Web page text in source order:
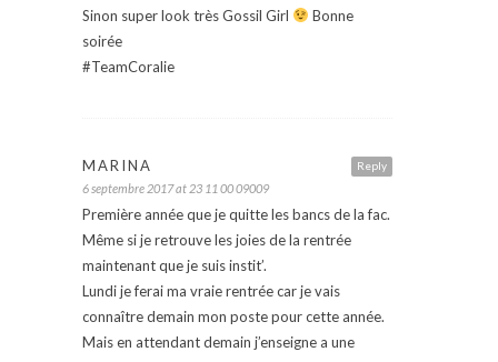
Sinon super look très Gossil Girl
Bonne
soirée
#TeamCoralie
Reply
MARINA
6 septembre 2017 at 23 11 00 09009
Première année que je quitte les bancs de la fac.
Même si je retrouve les joies de la rentrée
maintenant que je suis instit’.
Lundi je ferai ma vraie rentrée car je vais
connaître demain mon poste pour cette année.
Mais en attendant demain j’enseigne a une